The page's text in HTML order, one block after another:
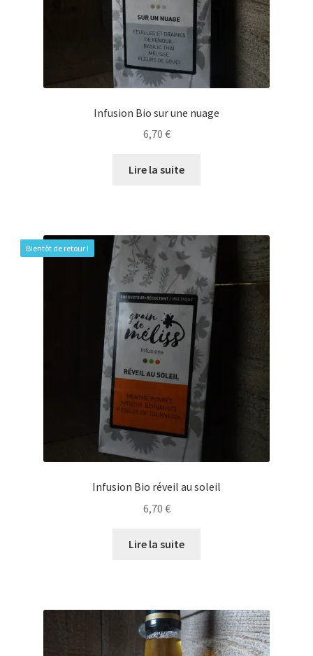
Infusion Bio sur une nuage
6,70 €
Lire la suite
Bientôt de retour !
Infusion Bio réveil au soleil
6,70 €
Lire la suite